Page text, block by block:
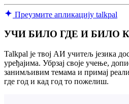
Преузмите апликацију talkpal
УЧИ БИЛО ГДЕ И БИЛО
Talkpal је твој АИ учитељ језика
уређајима. Убрзај своје учење,
занимљивим темама и примај
где год и кад год то пожелиш.